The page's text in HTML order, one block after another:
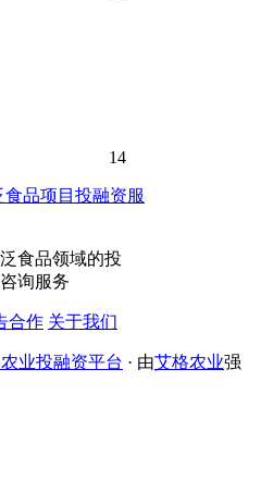
14
食品领域的投
询服务
合作 关于我们
业投融资平台 · 由艾格农业强